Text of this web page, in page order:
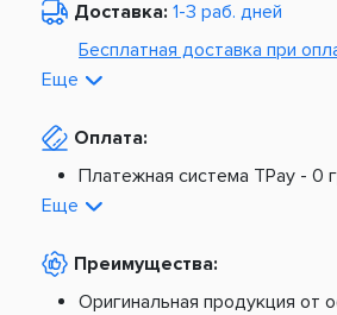
Доставка: 1-3 раб. дней
Бесплатная доставка при
Из Европы от
Платная доставка по Украине:
По тарифам Укрпочты
Платная доставка из Европы:
Еще
Оплата:
Платежная система TPay - 0
На расчетный счет -
Еще
Преимущества:
Оригинальная продукция от